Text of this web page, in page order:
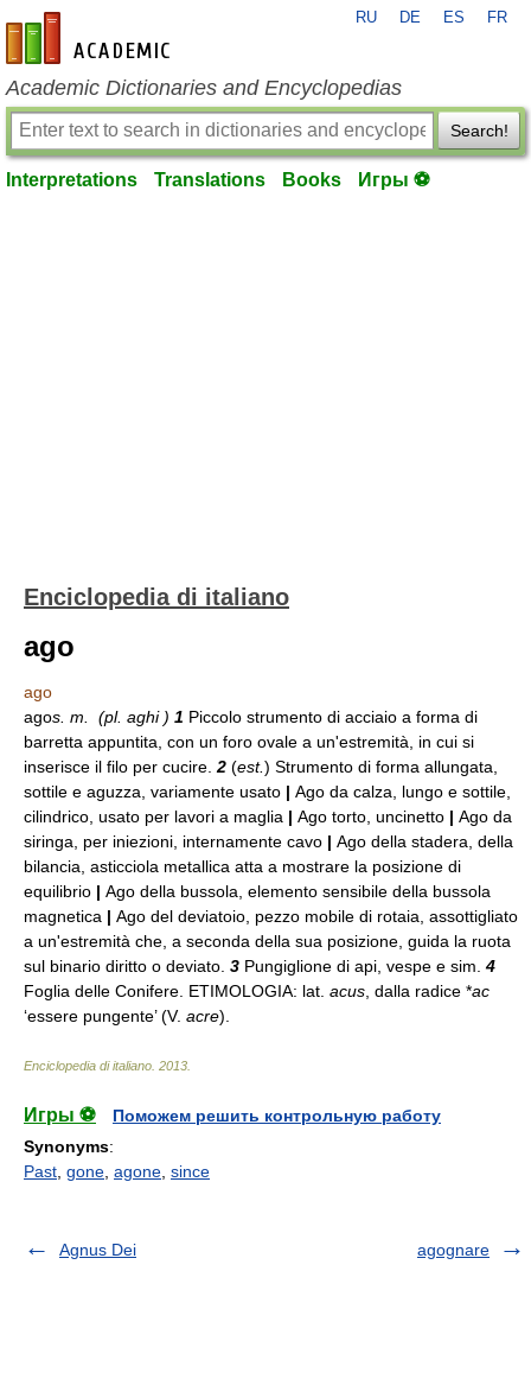
en-academic.com
RU DE ES FR
Academic Dictionaries and Encyclopedias
Search!
Interpretations Translations Books Игры ⚽
Enciclopedia di italiano
ago
ago
agos. m. (pl. aghi ) 1 Piccolo strumento di acciaio a forma di
barretta appuntita, con un foro ovale a un'estremità, in cui si
inserisce il filo per cucire. 2 (est.) Strumento di forma allungata,
sottile e aguzza, variamente usato | Ago da calza, lungo e sottile,
cilindrico, usato per lavori a maglia | Ago torto, uncinetto | Ago da
siringa, per iniezioni, internamente cavo | Ago della stadera, della
bilancia, asticciola metallica atta a mostrare la posizione di
equilibrio | Ago della bussola, elemento sensibile della bussola
magnetica | Ago del deviatoio, pezzo mobile di rotaia, assottigliato
a un'estremità che, a seconda della sua posizione, guida la ruota
sul binario diritto o deviato. 3 Pungiglione di api, vespe e sim. 4
Foglia delle Conifere. ETIMOLOGIA: lat. acus , dalla radice *ac
‘essere pungente’ (V. acre).
Enciclopedia di italiano 2013
Игры ⚽
Поможем решить контрольную работу
Synonyms:
Past gone agone since
Agnus Dei agognare